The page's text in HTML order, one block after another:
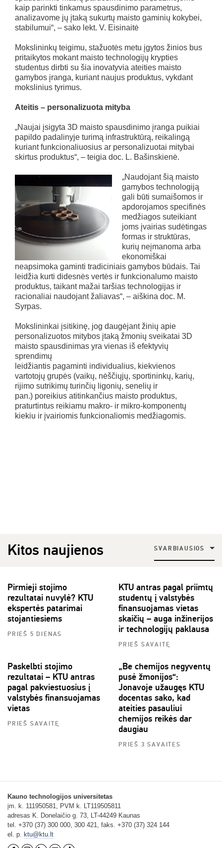
kaip parinkti tinkamus spausdinimo parametrus,
analizavome jų įtaką sukurtų maisto gaminių kokybei,
stabilumui“, – sako lekt. V. Eisinaitė
Mokslininkų teigimu, stažuotės metu įgytos žinios bus
pritaikytos mokant maisto technologijų krypties
studentus dirbti su šia inovatyvia ateities maisto
gamybos įranga, kuriant naujus produktus, vykdant
mokslinius tyrimus.
Ateitis – personalizuota mityba
„Naujai įsigyta 3D maisto spausdinimo įranga puikiai
papildo padalinyje turimą infrastruktūrą, reikalingą
kuriant funkcionaliuosius ar personalizuotai mitybai
skirtus produktus“, – teigia doc. L. Bašinskienė.
„Naudojant šią maisto
gamybos technologiją
gali būti sumaišomos ir
apdorojamos specifinės
medžiagos suteikiant
joms įvairias sudėtingas
formas ir struktūras,
kurių neįmanoma arba
ekonomiškai
neapsimoka gaminti tradiciniais gamybos būdais. Tai
leidžia kurti didesnės vertės ir funkcionalumo maisto
produktus, taikant mažai taršias technologijas ir
racionaliai naudojant žaliavas“, – aiškina doc. M.
Syrpas.
Mokslininkai įsitikinę, jog daugėjant žinių apie
personalizuotos mitybos įtaką žmonių sveikatai 3D
maisto spausdinimas yra vienas iš efektyvių
sprendimų
leidžiantis pagaminti individualius, kiekvienos
vartotojų grupės (vaikų, nėščiųjų, sportininkų, karių,
rijimo sutrikimų turinčių ligonių, senelių ir
pan.) poreikius atitinkančius maisto produktus,
praturtintus reikiamu makro- ir mikro-komponentų
kiekiu ir įvairiomis funkcionaliomis medžiagomis.
Kitos naujienos SVARBIAUSIOS
Pirmieji stojimo
rezultatai nuvylė? KTU
ekspertės patarimai
stojantiesiems
PRIEŠ 5 DIENAS
KTU antras pagal priimtų
studentų į valstybės
finansuojamas vietas
skaičių – auga inžinerijos
ir technologijų paklausa
PRIEŠ SAVAITĘ
Paskelbti stojimo
rezultatai – KTU antras
pagal pakviestuosius į
valstybės finansuojamas
vietas
PRIEŠ SAVAITĘ
„Be chemijos negyventų
pusė žmonijos“:
Jonavoje užaugęs KTU
docentas sako, kad
ateities pasauliui
chemijos reikės dar
daugiau
PRIEŠ 3 SAVAITES
Kauno technologijos universitetas
įm. k. 111950581, PVM k. LT119505811
adresas K. Donelaičio g. 73, LT-44249 Kaunas
tel. +370 (37) 300 000, 300 421, faks. +370 (37) 324 144
el. p. ktu@ktu.lt